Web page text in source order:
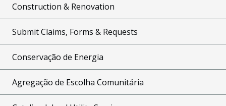
Construction & Renovation
Submit Claims, Forms & Requests
Conservação de Energia
Agregação de Escolha Comunitária